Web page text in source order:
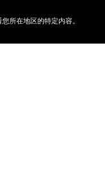
所在地区的特定内容。